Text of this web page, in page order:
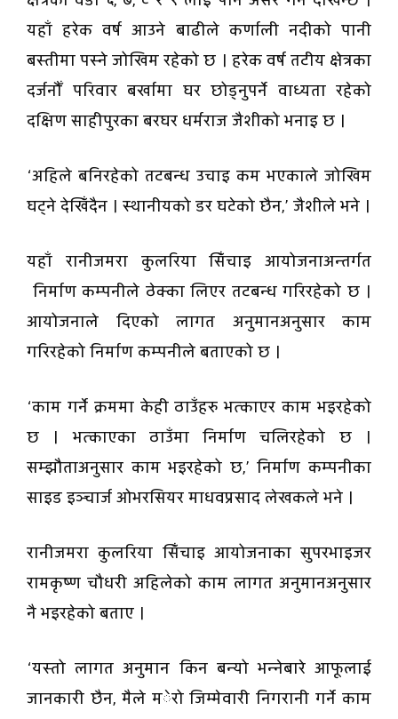
यहाँ हरेक वर्ष आउने बाढीले कर्णाली नदीको पानी
बस्तीमा पस्ने जोखिम रहेको छ । हरेक वर्ष तटीय क्षेत्रका
दर्जनौँ परिवार बर्खामा घर छोड्नुपर्ने वाध्यता रहेको
दक्षिण साहीपुरका बरघर धर्मराज जैशीको भनाइ छ ।
‘अहिले बनिरहेको तटबन्ध उचाइ कम भएकाले जोखिम
घट्ने देखिँदैन । स्थानीयको डर घटेको छैन,’ जैशीले भने ।
यहाँ रानीजमरा कुलरिया सिँचाइ आयोजनाअन्तर्गत
निर्माण कम्पनीले ठेक्का लिएर तटबन्ध गरिरहेको छ ।
आयोजनाले दिएको लागत अनुमानअनुसार काम
गरिरहेको निर्माण कम्पनीले बताएको छ ।
‘काम गर्ने क्रममा केही ठाउँहरु भत्काएर काम भइरहेको
छ । भत्काएका ठाउँमा निर्माण चलिरहेको छ ।
सम्झौताअनुसार काम भइरहेको छ,’ निर्माण कम्पनीका
साइड इञ्चार्ज ओभरसियर माधवप्रसाद लेखकले भने ।
रानीजमरा कुलरिया सिँचाइ आयोजनाका सुपरभाइजर
रामकृष्ण चौधरी अहिलेको काम लागत अनुमानअनुसार
नै भइरहेको बताए ।
‘यस्तो लागत अनुमान किन बन्यो भन्नेबारे आफूलाई
जानकारी छैन, मैले मेरो जिम्मेवारी निगरानी गर्ने काम